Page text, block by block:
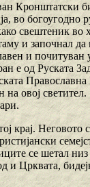
Кронштатски
во богоугодно
свештеник во
и започнал
и почитуван
е од Руската
на овој светител.
Неговото
се шетал
Црквата,